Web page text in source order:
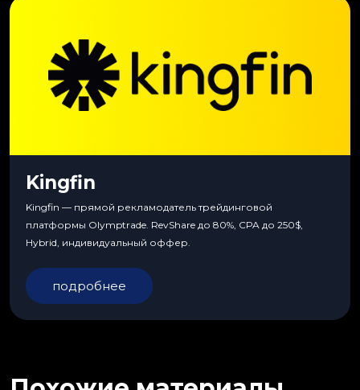
Kingfin
Kingfin — прямой рекламодатель трейдинговой
платформы Olymptrade. RevShare до 80%, CPA до 250$,
Hybrid, индивидуальный оффер.
подробнее